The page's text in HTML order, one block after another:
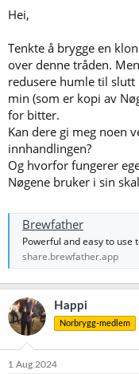
e
Hei,
Tenkte å brygge en
over denne tråden.
redusere humle til
min (som er kopi av
for bitter.
Kan dere gi meg noen
innhandlingen?
Og hvorfor fungerer
Nøgene bruker i sin
Brewfather
Powerful and easy to use
share.brewfather.app
Happi
Norbrygg-medlem
1 Aug 2024